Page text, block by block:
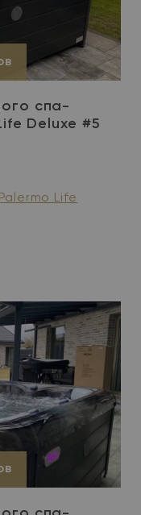
спа-
Deluxe #5
Life